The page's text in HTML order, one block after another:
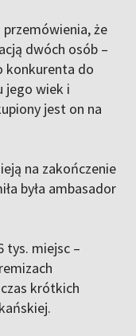
przemówienia, że
dwóch osób –
konkurenta do
jego wiek i
jest on na
na zakończenie
była ambasador
tys. miejsc –
krótkich